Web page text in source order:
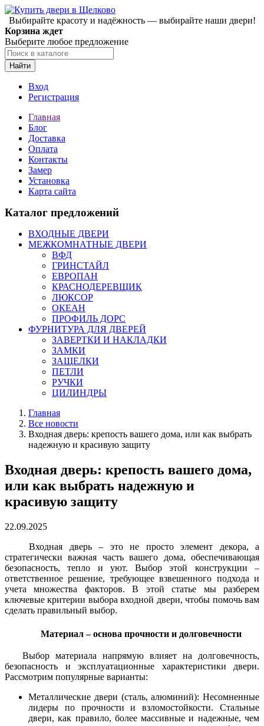
Выбирайте красоту и надёжность — выбирайте наши двери!
Корзина ждет
Выберите любое предложение
Найти
Вход
Регистрация
Главная
Блог
Доставка
Оплата
Контакты
Замер
Установка
Карта сайта
Каталог предложений
ВХОДНЫЕ ДВЕРИ
МЕЖКОМНАТНЫЕ ДВЕРИ
ВФД
ГРИНСТАЙЛ
ЕВРОПАН
КРАСНОДЕРЕВЩИК
ЛЮКСОР
ОКЕАН
ПРОФИЛЬ ДОРС
ФУРНИТУРА ДЛЯ ДВЕРЕЙ
ЗАВЕРТКИ И НАКЛАДКИ
ЗАМКИ
ЗАЩЕЛКИ
ПЕТЛИ
РУЧКИ
ЦИЛИНДРЫ
Главная
Все новости
Входная дверь: крепость вашего дома, или как выбрать
надежную и красивую защиту
Входная дверь: крепость вашего дома,
или как выбрать надежную и
красивую защиту
22.09.2025
Входная дверь – это не просто элемент декора, а
стратегически важная часть вашего дома, обеспечивающая
безопасность, тепло и уют. Выбор этой конструкции –
ответственное решение, требующее взвешенного подхода и
учета множества факторов. В этой статье мы разберем
ключевые критерии выбора входной двери, чтобы помочь вам
сделать правильный выбор.
Материал – основа прочности и долговечности
Выбор материала напрямую влияет на долговечность,
безопасность и эксплуатационные характеристики двери.
Рассмотрим популярные варианты:
Металлические двери (сталь, алюминий): Несомненные
лидеры по прочности и взломостойкости. Стальные
двери, как правило, более массивные и надежные, чем